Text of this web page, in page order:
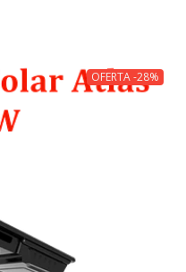
OFERTA -28%